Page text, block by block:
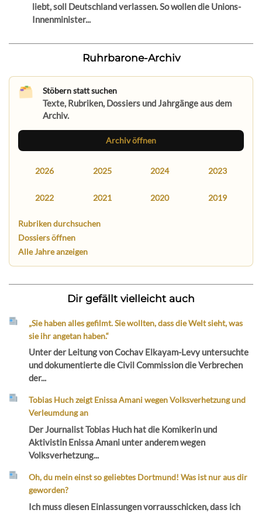
liebt, soll Deutschland verlassen. So wollen die Unions-
Innenminister...
Ruhrbarone-Archiv
Stöbern statt suchen
Texte, Rubriken, Dossiers und Jahrgänge aus dem
Archiv.
Archiv öffnen
2026 2025 2024 2023
2022 2021 2020 2019
Rubriken durchsuchen
Dossiers öffnen
Alle Jahre anzeigen
Dir gefällt vielleicht auch
„Sie haben alles gefilmt. Sie wollten, dass die Welt sieht, was
sie ihr angetan haben.“
Unter der Leitung von Cochav Elkayam-Levy untersuchte
und dokumentierte die Civil Commission die Verbrechen
der...
Tobias Huch zeigt Enissa Amani wegen Volksverhetzung und
Verleumdung an
Der Journalist Tobias Huch hat die Komikerin und
Aktivistin Enissa Amani unter anderem wegen
Volksverhetzung...
Oh, du mein einst so geliebtes Dortmund! Was ist nur aus dir
geworden?
Ich muss diesen Einlassungen vorrausschicken, dass ich